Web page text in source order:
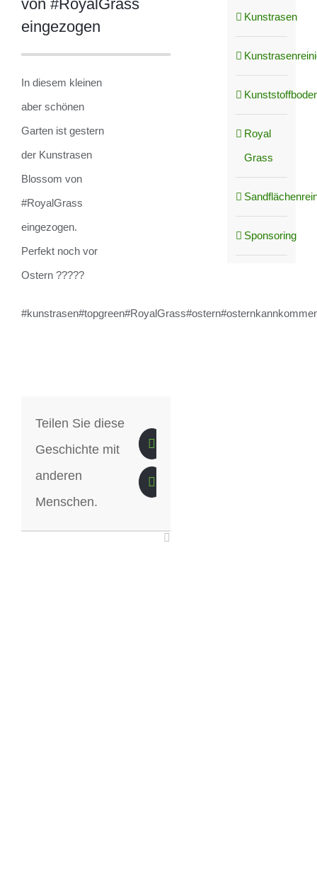
von #RoyalGrass
eingezogen
In diesem kleinen
aber schönen
Garten ist gestern
der Kunstrasen
Blossom von
#RoyalGrass
eingezogen.
Perfekt noch vor
Ostern ?????
Teilen Sie diese
Geschichte mit
anderen
Menschen.
Kunstrasen
Royal
Grass
Sponsoring